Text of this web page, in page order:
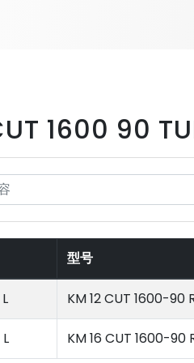
1600 90
型号
KM 12 CUT 1600-90
KM 16 CUT 1600-90